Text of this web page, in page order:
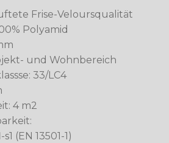
Frise-Veloursqualität
Polyamid
und Wohnbereich
33/LC4
4 m2
(EN 13501-1)